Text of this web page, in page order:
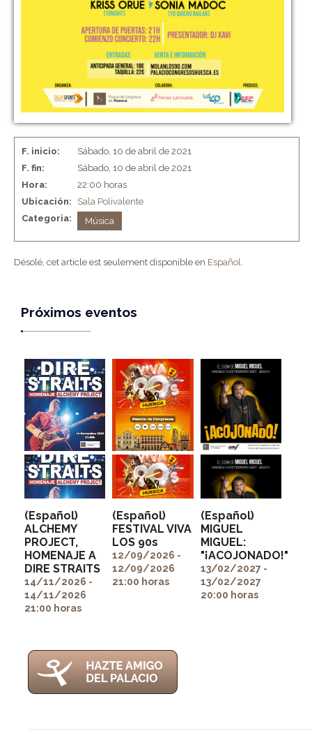
F. inicio:
Sábado, 10 de abril de 2021
F. fin:
Sábado, 10 de abril de 2021
Hora:
22:00 horas
Ubicación:
Sala Polivalente
Categoria:
Música
Désolé, cet article est seulement disponible en Español
Próximos eventos
" alt=""
itemprop="image">
(Español)
ALCHEMY
PROJECT,
HOMENAJE A
DIRE STRAITS
14/11/2026 -
14/11/2026
21:00 horas
" alt=""
itemprop="image">
(Español)
FESTIVAL VIVA
LOS 90s
12/09/2026 -
12/09/2026
21:00 horas
" alt=""
itemprop="image">
(Español)
MIGUEL
MIGUEL:
"¡ACOJONADO!"
13/02/2027 -
13/02/2027
20:00 horas